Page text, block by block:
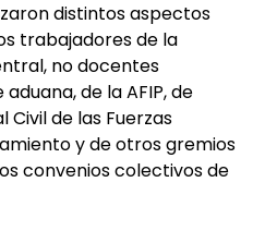
distintos aspectos
trabajadores de la
no docentes
de la AFIP, de
Civil de las Fuerzas
y de otros gremios
convenios colectivos de